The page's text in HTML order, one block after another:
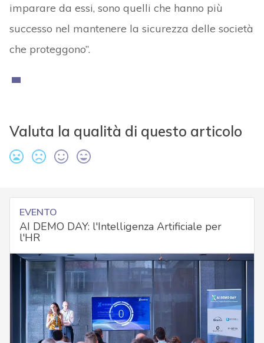
imparare da essi, sono quelli che hanno più
successo nel mantenere la sicurezza delle società
che proteggono”.
Valuta la qualità di questo articolo
EVENTO
AI DEMO DAY: l'Intelligenza Artificiale per
l'HR